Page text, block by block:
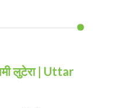
लुटेरा | Uttar